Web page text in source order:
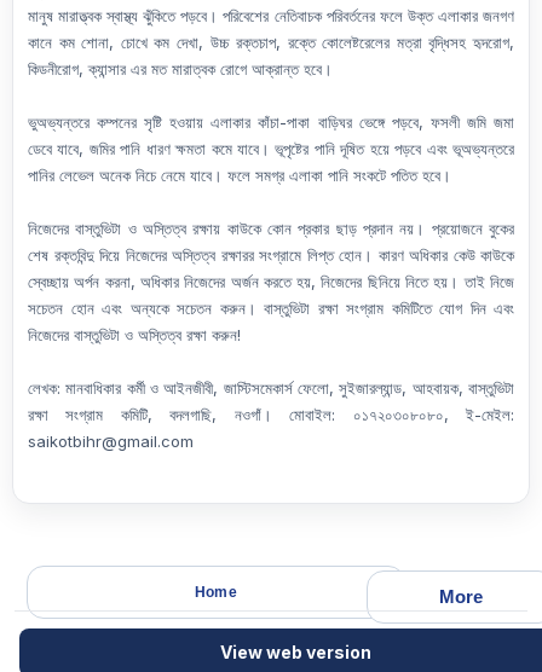
মানুষ মারাত্ত্বক স্বাস্থ্য ঝুঁকিতে পড়বে। পরিবেশের নেতিবাচক পরিবর্তনের ফলে উক্ত এলাকার জনগণ
কানে কম শোনা, চোখে কম দেখা, উচ্চ রক্তচাপ, রক্তে কোলেষ্টরেলের মত্রা বৃদ্ধিসহ হৃদরোগ,
কিডনীরোগ, ক্যান্সার এর মত মারাত্বক রোগে আক্রান্ত হবে।
ভুঅভ্যন্তরে কম্পনের সৃষ্টি হওয়ায় এলাকার কাঁচা-পাকা বাড়িঘর ভেঙ্গে পড়বে, ফসলী জমি জমা
ডেবে যাবে, জমির পানি ধারণ ক্ষমতা কমে যাবে। ভূপৃষ্টের পানি দূষিত হয়ে পড়বে এবং ভূঅভ্যন্তরে
পানির লেভেল অনেক নিচে নেমে যাবে। ফলে সমগ্র এলাকা পানি সংকটে পতিত হবে।
নিজেদের বাস্তুভিটা ও অস্তিত্ব রক্ষায় কাউকে কোন প্রকার ছাড় প্রদান নয়। প্রয়োজনে বুকের
শেষ রক্তবিন্দু দিয়ে নিজেদের অস্তিত্ব রক্ষারর সংগ্রামে লিপ্ত হোন। কারণ অধিকার কেউ কাউকে
স্বেচ্ছায় অর্পন করনা, অধিকার নিজেদের অর্জন করতে হয়, নিজেদের ছিনিয়ে নিতে হয়। তাই নিজে
সচেতন হোন এবং অন্যকে সচেতন করুন। বাস্তুভিটা রক্ষা সংগ্রাম কমিটিতে যোগ দিন এবং
নিজেদের বাস্তুভিটা ও অস্তিত্ব রক্ষা করুন!
লেখক: মানবাধিকার কর্মী ও আইনজীবী, জাস্টিসমেকার্স ফেলো, সুইজারল্যান্ড, আহবায়ক, বাস্তুভিটা
রক্ষা সংগ্রাম কমিটি, বদলগাছি, নওগাঁ। মোবাইল: ০১৭২০৩০৮০৮০, ই-মেইল:
saikotbihr@gmail.com
More
Home
View web version